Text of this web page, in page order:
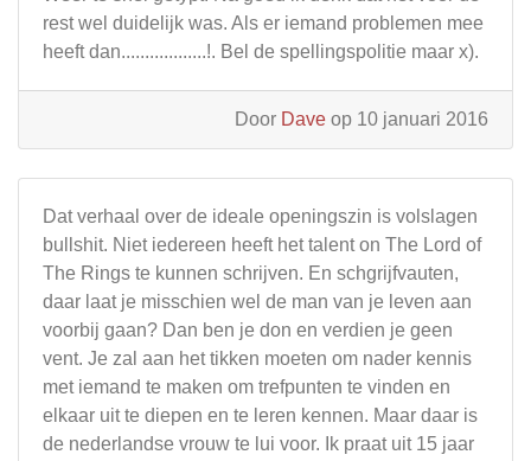
rest wel duidelijk was. Als er iemand problemen mee
heeft dan..................!. Bel de spellingspolitie maar x).
Door Dave op 10 januari 2016
Dat verhaal over de ideale openingszin is volslagen
bullshit. Niet iedereen heeft het talent on The Lord of
The Rings te kunnen schrijven. En schgrijfvauten,
daar laat je misschien wel de man van je leven aan
voorbij gaan? Dan ben je don en verdien je geen
vent. Je zal aan het tikken moeten om nader kennis
met iemand te maken om trefpunten te vinden en
elkaar uit te diepen en te leren kennen. Maar daar is
de nederlandse vrouw te lui voor. Ik praat uit 15 jaar